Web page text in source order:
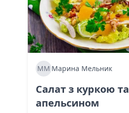
ММ Марина Мельник
Салат з куркою та
апельсином